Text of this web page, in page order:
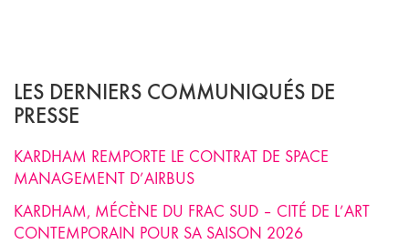
LES DERNIERS COMMUNIQUÉS DE
PRESSE
KARDHAM REMPORTE LE CONTRAT DE SPACE
MANAGEMENT D’AIRBUS
KARDHAM, MÉCÈNE DU FRAC SUD – CITÉ DE L’ART
CONTEMPORAIN POUR SA SAISON 2026